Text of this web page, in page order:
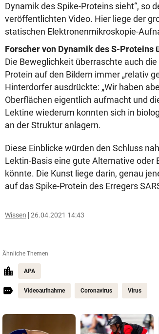
Dynamik des Spike-Proteins sieht“, so
veröffentlichten Video. Hier liege der
statischen Elektronenmikroskopie-
Forscher von Dynamik des S-Proteins
Die Beweglichkeit überraschte auch
Protein auf den Bildern immer „relativ
Hinterdorfer ausdrückte: „Wir haben
Oberflächen eigentlich aufmacht und
Lektine wiederum konnten sich in
an der Struktur anlagern.
Diese Einblicke würden den Schluss
Lektin-Basis eine gute Alternative oder
könnte. Die Kunst liege darin, genau
auf das Spike-Protein des Erregers
Wissen 26.04.2021 14:43
Ähnliche Themen
APA
Videoaufnahme Coronavirus Virus